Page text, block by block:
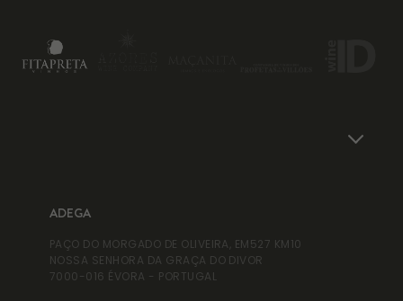
ADEGA
PAÇO DO MORGADO DE OLIVEIRA, EM527 KM10
NOSSA SENHORA DA GRAÇA DO DIVOR
7000-016 ÉVORA - PORTUGAL